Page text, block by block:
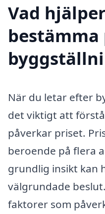
Vad
När du letar efter
det viktigt att
påverkar priset.
beroende på flera
grundlig insikt kan
välgrundade
faktorer som